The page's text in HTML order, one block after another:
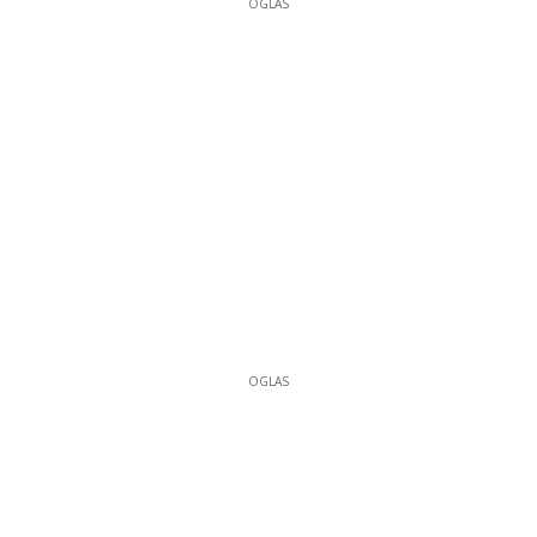
OGLAS
OGLAS